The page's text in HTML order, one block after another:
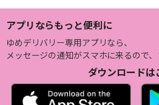
アプリならもっと便利に
ゆめデリバリー専用アプリなら、
メッセージの通知がスマホに来るので、
ダウンロードは